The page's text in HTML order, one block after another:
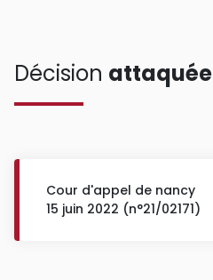
Décision attaquée
Cour d'appel de nancy
15 juin 2022 (n°21/02171)